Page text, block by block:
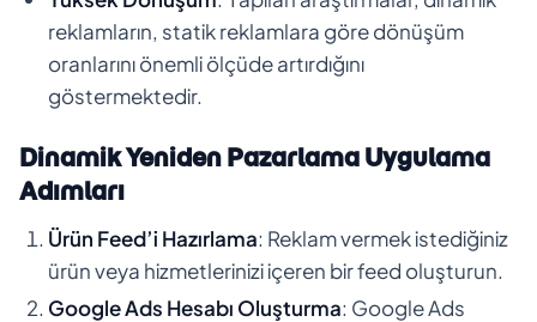
reklamların, statik reklamlara göre dönüşüm
oranlarını önemli ölçüde artırdığını
göstermektedir.
Dinamik Yeniden Pazarlama Uygulama
Adımları
Ürün Feed’i Hazırlama: Reklam vermek istediğiniz
ürün veya hizmetlerinizi içeren bir feed oluşturun.
Google Ads Hesabı Oluşturma: Google Ads